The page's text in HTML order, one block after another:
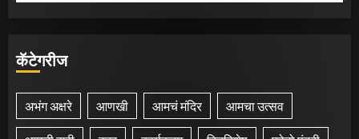
कॅटेगरीज
अभंग अक्षरे आणखी आमचं मंदिर आमचा उत्सव